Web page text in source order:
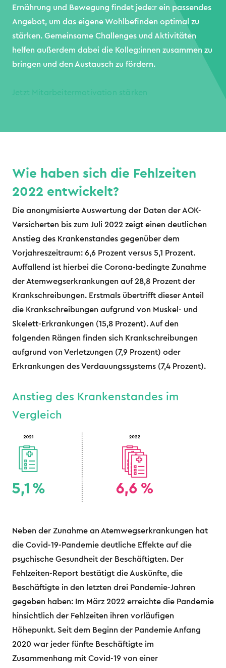
Ernährung und Bewegung findet jede:r ein passendes
Angebot, um das eigene Wohlbefinden optimal zu
stärken. Gemeinsame Challenges und Aktivitäten
helfen außerdem dabei die Kolleg:innen zusammen zu
bringen und den Austausch zu fördern.
Jetzt Mitarbeitermotivation stärken
Wie haben sich die Fehlzeiten
2022 entwickelt?
Die anonymisierte Auswertung der Daten der AOK-
Versicherten bis zum Juli 2022 zeigt einen deutlichen
Anstieg des Krankenstandes gegenüber dem
Vorjahreszeitraum: 6,6 Prozent versus 5,1 Prozent.
Auffallend ist hierbei die Corona-bedingte Zunahme
der Atemwegserkrankungen auf 28,8 Prozent der
Krankschreibungen. Erstmals übertrifft dieser Anteil
die Krankschreibungen aufgrund von Muskel- und
Skelett-Erkrankungen (15,8 Prozent). Auf den
folgenden Rängen finden sich Krankschreibungen
aufgrund von Verletzungen (7,9 Prozent) oder
Erkrankungen des Verdauungssystems (7,4 Prozent).
Anstieg des Krankenstandes im
Vergleich
Neben der Zunahme an Atemwegserkrankungen hat
die Covid-19-Pandemie deutliche Effekte auf die
psychische Gesundheit der Beschäftigten. Der
Fehlzeiten-Report bestätigt die Auskünfte, die
Beschäftigte in den letzten drei Pandemie-Jahren
gegeben haben: Im März 2022 erreichte die Pandemie
hinsichtlich der Fehlzeiten ihren vorläufigen
Höhepunkt. Seit dem Beginn der Pandemie Anfang
2020 war jeder fünfte Beschäftigte im
Zusammenhang mit Covid-19 von einer